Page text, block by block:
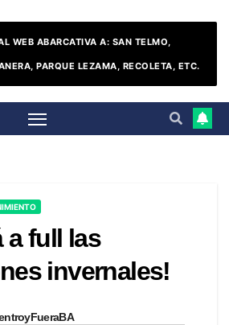
WEB ABARCATIVA A: SAN TELMO,
PARQUE LEZAMA, RECOLETA, ETC.
a full las
invernales!